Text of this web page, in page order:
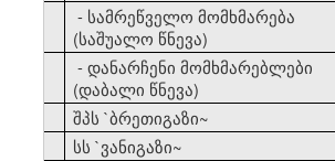
- სამრეწველო მომხმარება
(საშუალო წნევა)
- დანარჩენი მომხმარებლები
(დაბალი წნევა)
შპს `ბრეთიგაზი~
სს `ვანიგაზი~